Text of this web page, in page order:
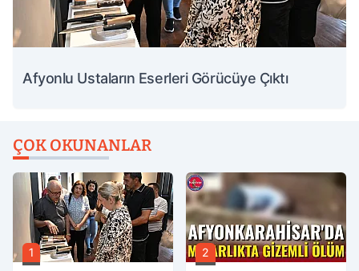
Afyonlu Ustaların Eserleri Görücüye Çıktı
ÇOK OKUNANLAR
1 2